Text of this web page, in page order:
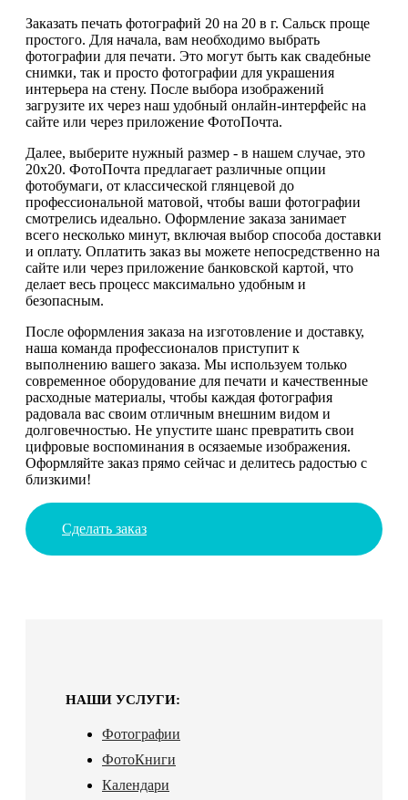
Заказать печать фотографий 20 на 20 в г. Сальск проще
простого. Для начала, вам необходимо выбрать
фотографии для печати. Это могут быть как свадебные
снимки, так и просто фотографии для украшения
интерьера на стену. После выбора изображений
загрузите их через наш удобный онлайн-интерфейс на
сайте или через приложение ФотоПочта.
Далее, выберите нужный размер - в нашем случае, это
20х20. ФотоПочта предлагает различные опции
фотобумаги, от классической глянцевой до
профессиональной матовой, чтобы ваши фотографии
смотрелись идеально. Оформление заказа занимает
всего несколько минут, включая выбор способа доставки
и оплату. Оплатить заказ вы можете непосредственно на
сайте или через приложение банковской картой, что
делает весь процесс максимально удобным и
безопасным.
После оформления заказа на изготовление и доставку,
наша команда профессионалов приступит к
выполнению вашего заказа. Мы используем только
современное оборудование для печати и качественные
расходные материалы, чтобы каждая фотография
радовала вас своим отличным внешним видом и
долговечностью. Не упустите шанс превратить свои
цифровые воспоминания в осязаемые изображения.
Оформляйте заказ прямо сейчас и делитесь радостью с
близкими!
Сделать заказ
НАШИ УСЛУГИ:
Фотографии
ФотоКниги
Календари